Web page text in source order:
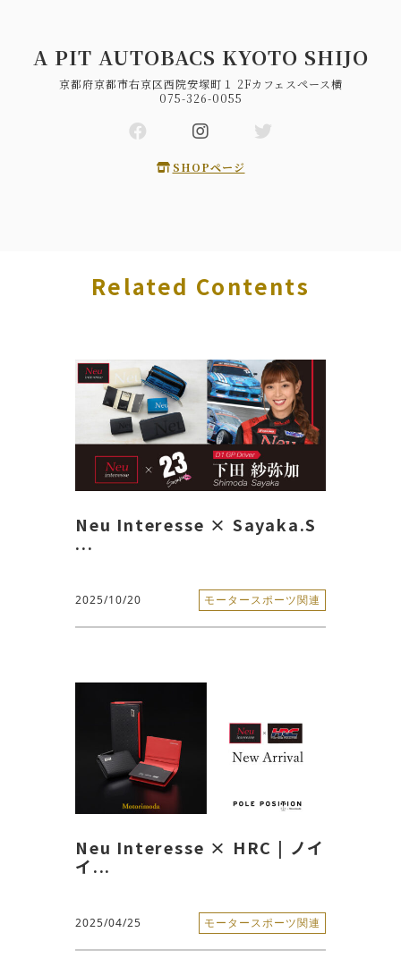
A PIT AUTOBACS KYOTO SHIJO
京都府京都市右京区西院安塚町１ 2Fカフェスペース横
075-326-0055
SHOPページ
Related Contents
Neu Interesse × Sayaka.S
...
2025/10/20 モータースポーツ関連
Neu Interesse × HRC | ノイ
イ...
2025/04/25 モータースポーツ関連